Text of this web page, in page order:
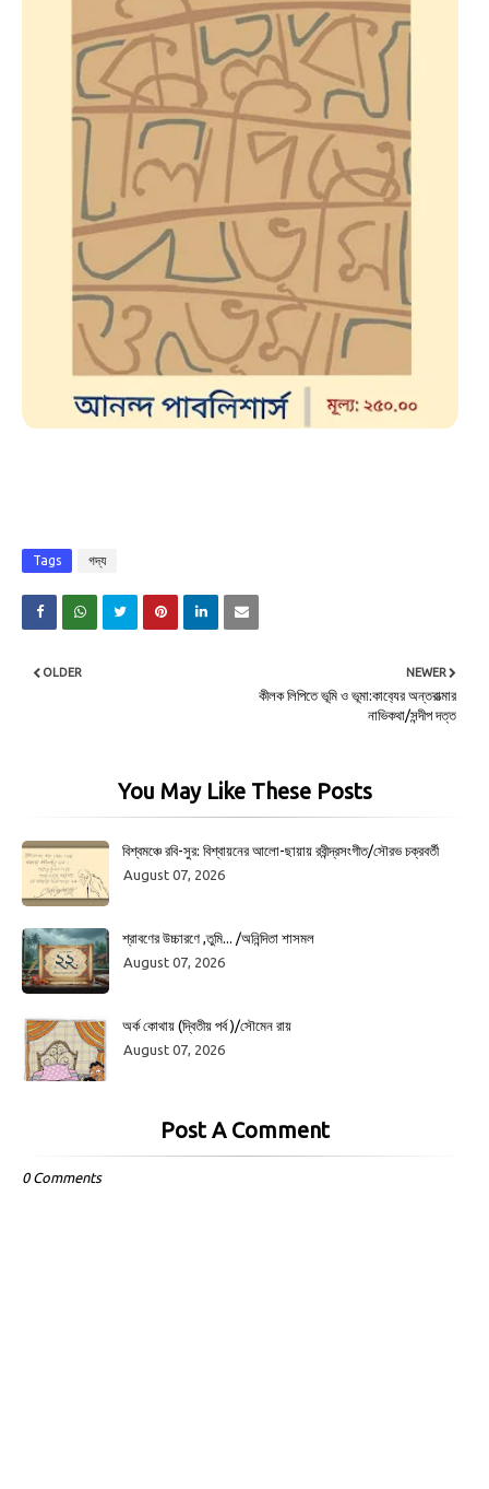
Tags গদ্য
NEWER
কীলক লিপিতে ভূমি ও ভূমা:কাব‍্যের অন্তরাত্মার
নাভিকথা/সন্দীপ দত্ত
OLDER
You May Like These Posts
বিশ্বমঞ্চে রবি-সুর: বিশ্বায়নের আলো-ছায়ায় রবীন্দ্রসংগীত/সৌরভ চক্রবর্তী
August 07, 2026
শ্রাবণের উচ্চারণে ,তুমি... /অনিন্দিতা শাসমল
August 07, 2026
অর্ক কোথায় (দ্বিতীয় পর্ব )/সৌমেন রায়
August 07, 2026
Post A Comment
0 Comments